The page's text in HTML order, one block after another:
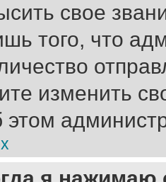
свое
того, что
изменить
этом